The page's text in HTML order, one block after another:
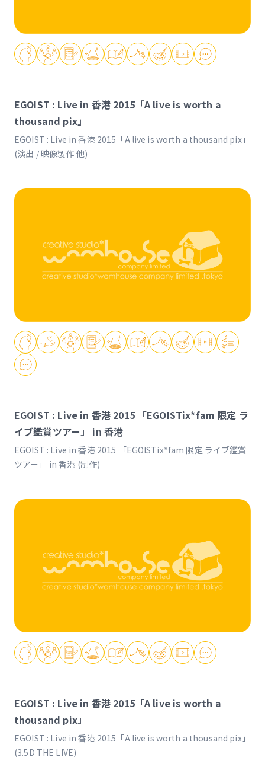
EGOIST : Live in 香港 2015「A live is worth a
thousand pix」
EGOIST : Live in 香港 2015「A live is worth a thousand pix」
(演出 / 映像製作 他)
EGOIST : Live in 香港 2015 「EGOISTix*fam 限定 ラ
イブ鑑賞ツアー」 in 香港
EGOIST : Live in 香港 2015 「EGOISTix*fam 限定 ライブ鑑賞
ツアー」 in 香港 (制作)
EGOIST : Live in 香港 2015「A live is worth a
thousand pix」
EGOIST : Live in 香港 2015「A live is worth a thousand pix」
(3.5D THE LIVE)